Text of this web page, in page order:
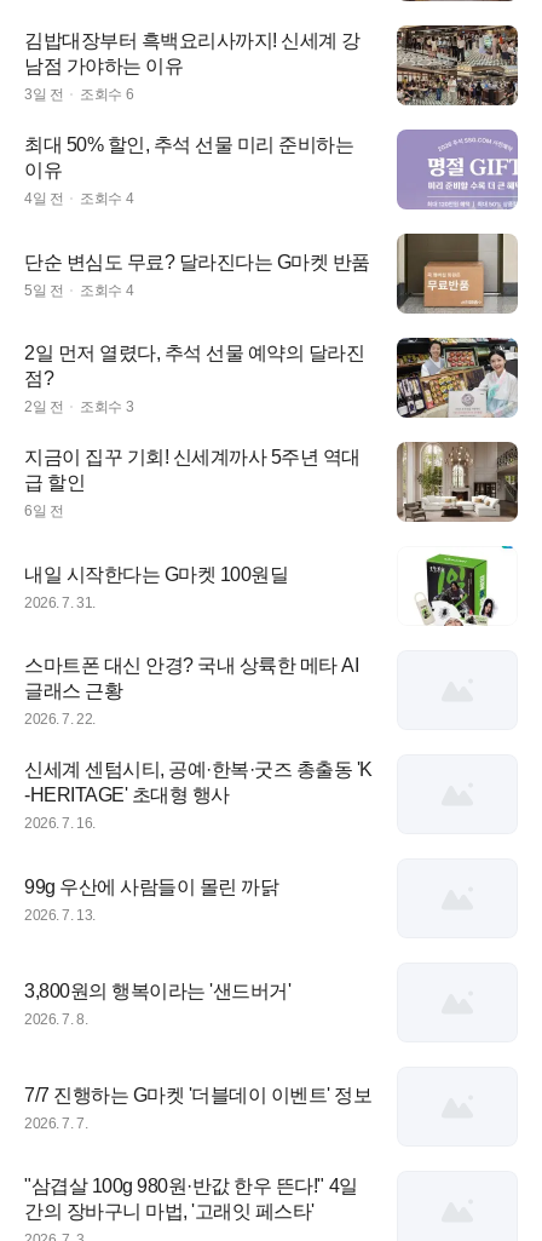
김밥대장부터 흑백요리사까지! 신세계 강
남점 가야하는 이유
3일 전 조회수 6
최대 50% 할인, 추석 선물 미리 준비하는
이유
4일 전 조회수 4
단순 변심도 무료? 달라진다는 G마켓 반품
5일 전 조회수 4
2일 먼저 열렸다, 추석 선물 예약의 달라진
점?
2일 전 조회수 3
지금이 집꾸 기회! 신세계까사 5주년 역대
급 할인
6일 전
내일 시작한다는 G마켓 100원딜
2026. 7. 31.
스마트폰 대신 안경? 국내 상륙한 메타 AI
글래스 근황
2026. 7. 22.
신세계 센텀시티, 공예·한복·굿즈 총출동 'K
-HERITAGE' 초대형 행사
2026. 7. 16.
99g 우산에 사람들이 몰린 까닭
2026. 7. 13.
3,800원의 행복이라는 '샌드버거'
2026. 7. 8.
7/7 진행하는 G마켓 '더블데이 이벤트' 정보
2026. 7. 7.
"삼겹살 100g 980원·반값 한우 뜬다!" 4일
간의 장바구니 마법, '고래잇 페스타'